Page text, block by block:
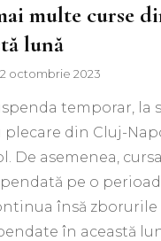
multe curse
lună
2 octombrie 2023
temporar, la
plecare din Cluj-
De asemenea,
pe o
însă
în această